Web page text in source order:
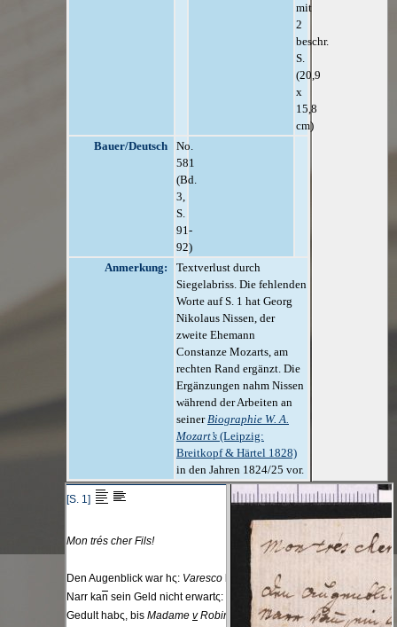
mit
2
beschr.
S.
(20,9
x
15,8
cm)
Bauer/Deutsch
No.
581
(Bd.
3,
S.
91-
92)
Anmerkung:
Textverlust durch
Siegelabriss. Die fehlenden
Worte auf S. 1 hat Georg
Nikolaus Nissen, der
zweite Ehemann
Constanze Mozarts, am
rechten Rand ergänzt. Die
Ergänzungen nahm Nissen
während der Arbeiten an
seinerBiographie W. A.
Mozart’s (Leipzig:
Breitkopf & Härtel 1828)
in den Jahren 1824/25 vor.